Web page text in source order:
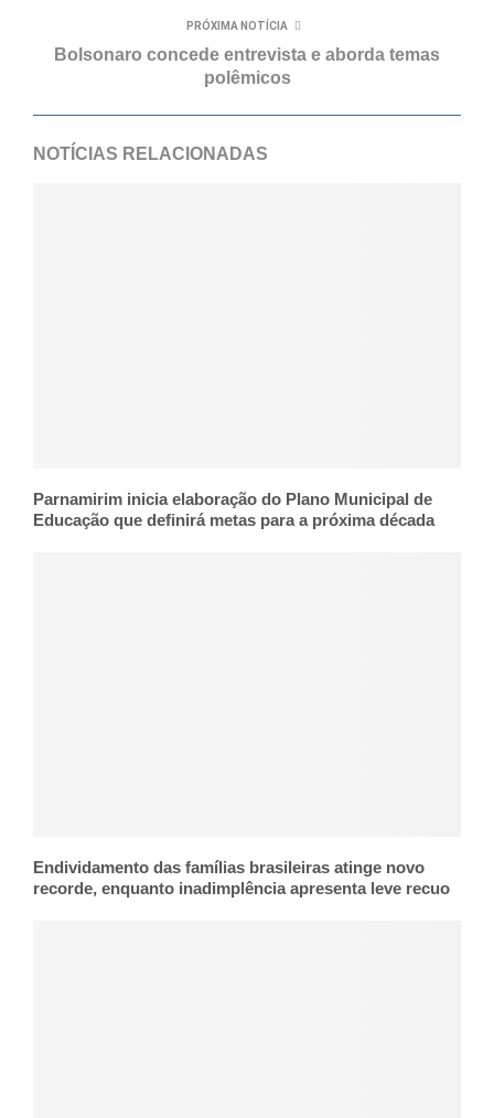
PRÓXIMA NOTÍCIA
Bolsonaro concede entrevista e aborda temas
polêmicos
NOTÍCIAS RELACIONADAS
Parnamirim inicia elaboração do Plano Municipal de
Educação que definirá metas para a próxima década
Endividamento das famílias brasileiras atinge novo
recorde, enquanto inadimplência apresenta leve recuo